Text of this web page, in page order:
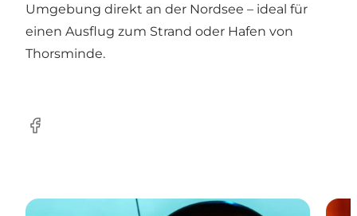
Umgebung direkt an der Nordsee – ideal für
einen Ausflug zum Strand oder Hafen von
Thorsminde.
Facebook